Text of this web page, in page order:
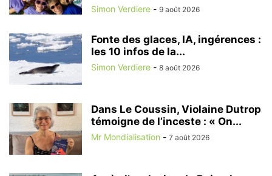
Simon Verdiere - 9 août 2026
Fonte des glaces, IA, ingérences :
les 10 infos de la...
Simon Verdiere - 8 août 2026
Dans Le Coussin, Violaine Dutrop
témoigne de l’inceste : « On...
Mr Mondialisation - 7 août 2026